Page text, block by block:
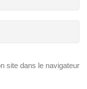
site dans le navigateur